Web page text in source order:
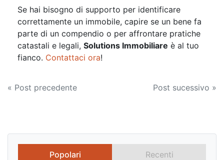
Se hai bisogno di supporto per identificare
correttamente un immobile, capire se un bene fa
parte di un compendio o per affrontare pratiche
catastali e legali, Solutions Immobiliare è al tuo
fianco. Contattaci ora!
Navigazione
« Post precedente Post sucessivo »
Popolari Recenti